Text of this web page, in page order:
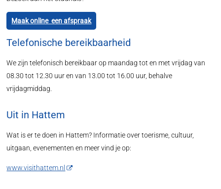
Maak online een afspraak
Telefonische bereikbaarheid
We zijn telefonisch bereikbaar op maandag tot en met vrijdag van
08.30 tot 12.30 uur en van 13.00 tot 16.00 uur, behalve
vrijdagmiddag.
Uit in Hattem
Wat is er te doen in Hattem? Informatie over toerisme, cultuur,
uitgaan, evenementen en meer vind je op:
www.visithattem.nl